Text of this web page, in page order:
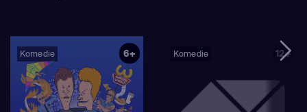
Komedie 6+ Komedie 12+